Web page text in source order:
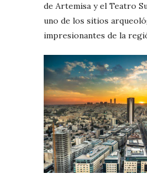
de Artemisa y el Teatro
uno de los sitios
impresionantes de la